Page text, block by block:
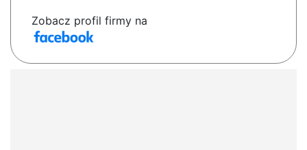
Zobacz profil firmy na